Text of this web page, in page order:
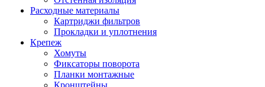
Расходные материалы
Картриджи фильтров
Прокладки и уплотнения
Крепеж
Хомуты
Фиксаторы поворота
Планки монтажные
Кронштейны